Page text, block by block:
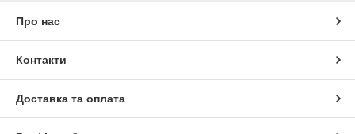
Про нас
Контакти
Доставка та оплата